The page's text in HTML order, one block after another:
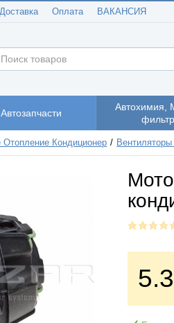
Доставка Оплата ВАКАНСИЯ
Автозапчасти
Автохимия,
Кондиционер